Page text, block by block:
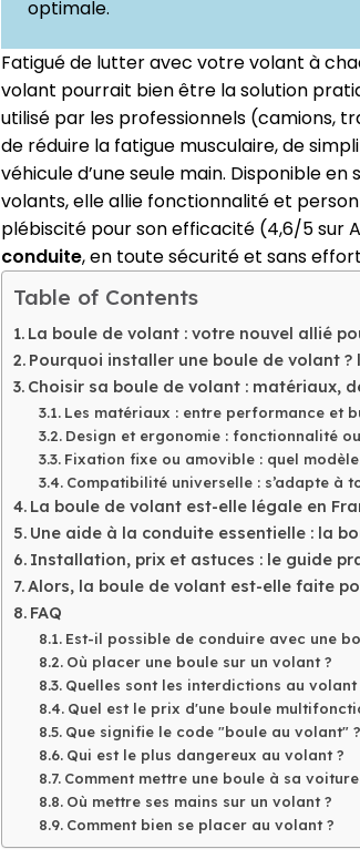
optimale.
Fatigué de lutter avec votre volant à
volant pourrait bien être la solution
utilisé par les professionnels (camions,
de réduire la fatigue musculaire, de
véhicule d’une seule main. Disponible
volants, elle allie fonctionnalité et
plébiscité pour son efficacité (4,6/5 sur
conduite, en toute sécurité et sans
Table of Contents
La boule de volant : votre nouvel allié
Pourquoi installer une boule de volant
Choisir sa boule de volant : matériaux,
Les matériaux : entre performance et
Design et ergonomie : fonctionnalité
Fixation fixe ou amovible : quel
Compatibilité universelle : s’adapte à
La boule de volant est-elle légale en
Une aide à la conduite essentielle : la
Installation, prix et astuces : le guide
Alors, la boule de volant est-elle faite
FAQ
Est-il possible de conduire avec une
Où placer une boule sur un volant ?
Quelles sont les interdictions au volant
Quel est le prix d'une boule
Que signifie le code "boule au volant" ?
Qui est le plus dangereux au volant ?
Comment mettre une boule à sa voiture
Où mettre ses mains sur un volant ?
Comment bien se placer au volant ?